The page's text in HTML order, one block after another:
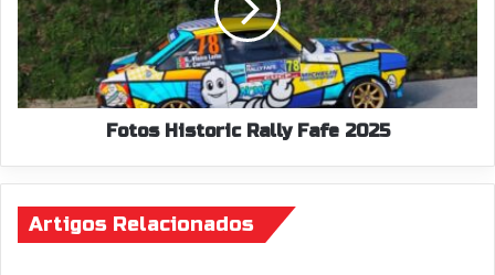
2025
Fotos Historic Rally Fafe 2025
Artigos Relacionados